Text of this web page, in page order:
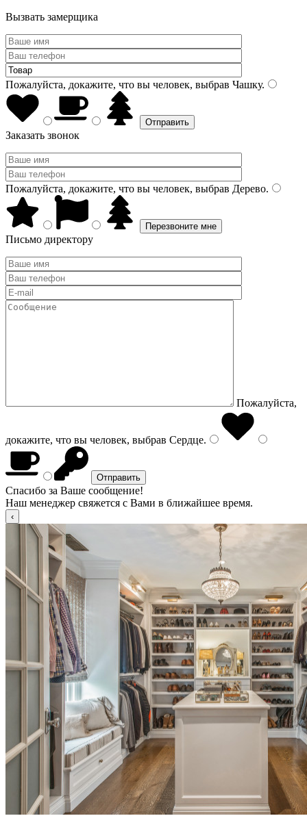
Вызвать замерщика
Пожалуйста, докажите, что вы человек, выбрав Чашку.
Заказать звонок
Пожалуйста, докажите, что вы человек, выбрав Дерево.
Письмо директору
Пожалуйста,
докажите, что вы человек, выбрав Сердце.
Спасибо за Ваше сообщение!
Наш менеджер свяжется с Вами в ближайшее время.